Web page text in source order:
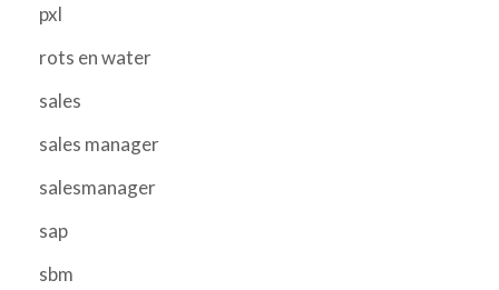
pxl
rots en water
sales
sales manager
salesmanager
sap
sbm